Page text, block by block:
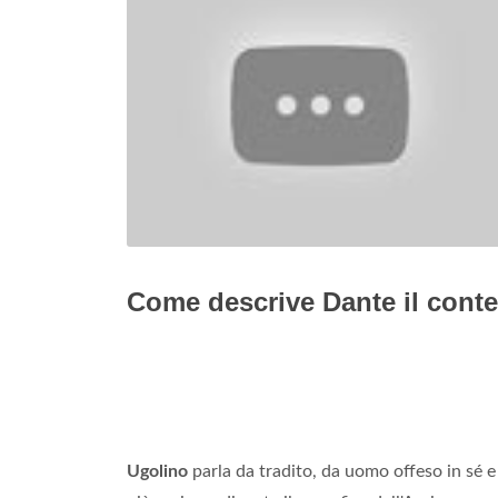
Come descrive Dante il
Ugolino parla da tradito, da uomo offeso in sé